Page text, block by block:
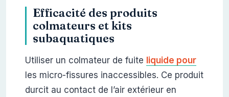
Efficacité des produits
colmateurs et kits
subaquatiques
Utiliser un colmateur de fuite liquide pour
les micro-fissures inaccessibles. Ce produit
durcit au contact de l’air extérieur en